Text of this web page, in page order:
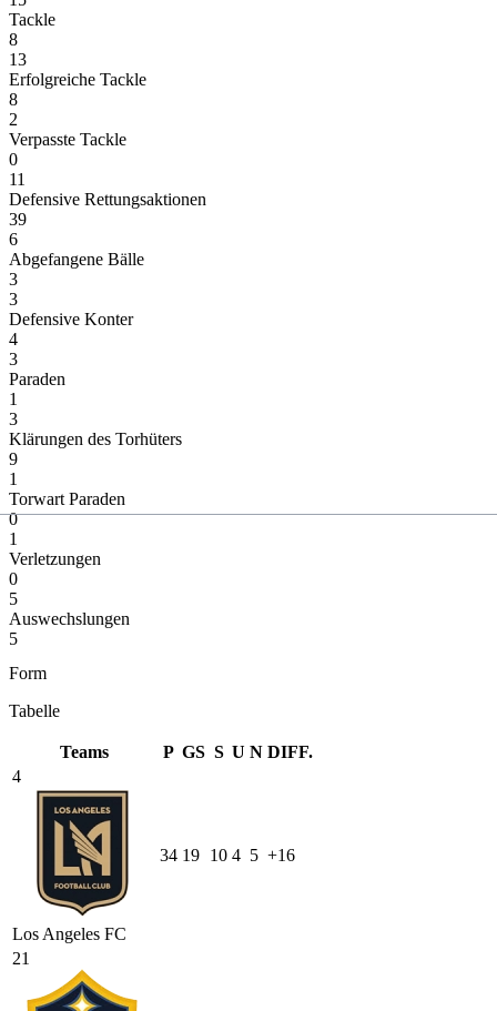
Tackle
8
13
Erfolgreiche Tackle
8
2
Verpasste Tackle
0
11
Defensive Rettungsaktionen
39
6
Abgefangene Bälle
3
3
Defensive Konter
4
3
Paraden
1
3
Klärungen des Torhüters
9
1
Torwart Paraden
0
1
Verletzungen
0
5
Auswechslungen
5
Form
Tabelle
Teams P GS S U N DIFF.
4
Los Angeles FC
34 19 10 4 5 +16
21